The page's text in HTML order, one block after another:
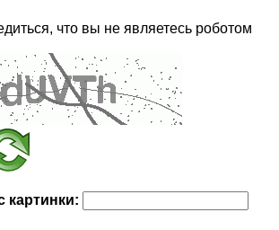
что вы не являетесь роботом
картинки: